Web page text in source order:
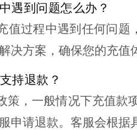
遇到问题怎么办？
值过程中遇到任何问题
决方案，确保您的充值
持退款？
策，一般情况下充值款
申请退款。客服会根据